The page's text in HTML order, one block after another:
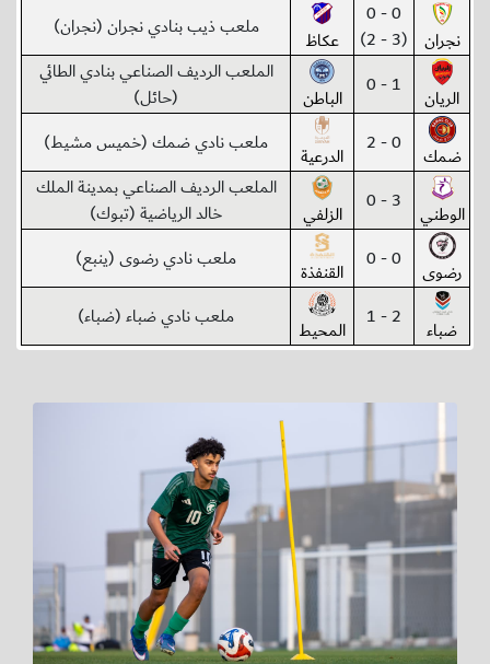
نجران
0 - 0
(3 - 2)
عكاظ ملعب ذيب بنادي نجران (نجران)
الريان 1 - 0 الباطن
الملعب الرديف الصناعي بنادي الطائي
(حائل)
ضمك 0 - 2 الدرعية ملعب نادي ضمك (خميس مشيط)
الوطني 3 - 0 الزلفي
الملعب الرديف الصناعي بمدينة الملك
خالد الرياضية (تبوك)
رضوى 0 - 0 القنفذة ملعب نادي رضوى (ينبع)
ضباء 2 - 1 المحيط ملعب نادي ضباء (ضباء)